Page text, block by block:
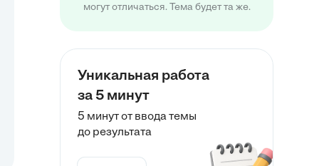
могут отличаться. Тема будет та же.
Уникальная работа
за 5 минут
5 минут от ввода темы
до результата